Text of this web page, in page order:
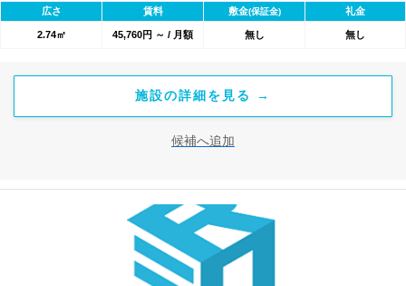
広さ 賃料 敷金(保証金) 礼金
2.74㎡ 45,760円 ～ / 月額 無し 無し
施設の詳細を見る →
候補へ追加